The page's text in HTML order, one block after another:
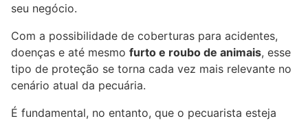
seu negócio.
Com a possibilidade de coberturas para acidentes,
doenças e até mesmo furto e roubo de animais, esse
tipo de proteção se torna cada vez mais relevante no
cenário atual da pecuária.
É fundamental, no entanto, que o pecuarista esteja